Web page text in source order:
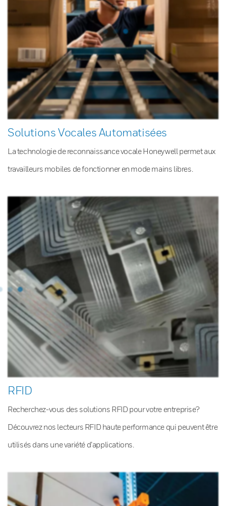
Solutions Vocales Automatisées
La technologie de reconnaissance vocale Honeywell permet aux
travailleurs mobiles de fonctionner en mode mains libres.
RFID
Recherchez-vous des solutions RFID pour votre entreprise?
Découvrez nos lecteurs RFID haute performance qui peuvent être
utilisés dans une variété d’applications.